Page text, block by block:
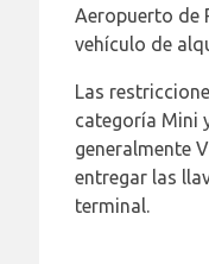
Aeropuerto de
vehículo de
Las
categoría Mini
generalmente
entregar las
terminal.